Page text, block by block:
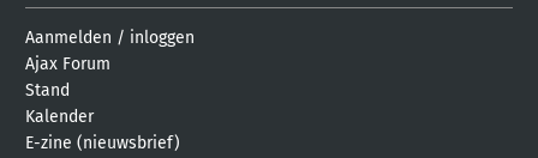
Aanmelden / inloggen
Ajax Forum
Stand
Kalender
E-zine (nieuwsbrief)